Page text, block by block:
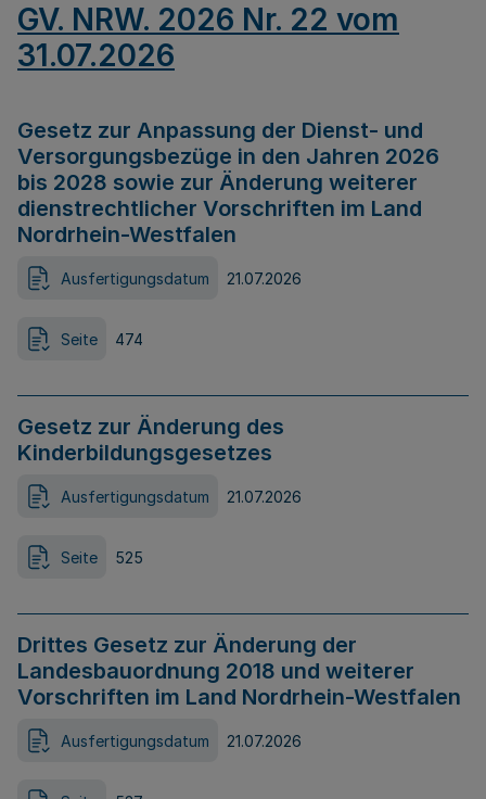
GV. NRW. 2026 Nr. 22 vom
31.07.2026
Gesetz zur Anpassung der Dienst- und
Versorgungsbezüge in den Jahren 2026
bis 2028 sowie zur Änderung weiterer
dienstrechtlicher Vorschriften im Land
Nordrhein-Westfalen
Ausfertigungsdatum 21.07.2026
Seite 474
Gesetz zur Änderung des
Kinderbildungsgesetzes
Ausfertigungsdatum 21.07.2026
Seite 525
Drittes Gesetz zur Änderung der
Landesbauordnung 2018 und weiterer
Vorschriften im Land Nordrhein-Westfalen
Ausfertigungsdatum 21.07.2026